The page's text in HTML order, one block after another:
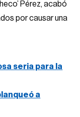
Pérez, acabó
por causar una
seria para la
a